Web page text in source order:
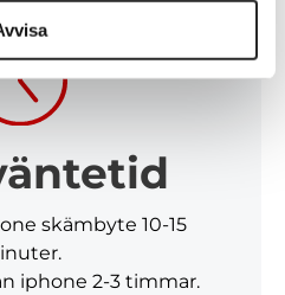
skämbyte 10-15
iphone 2-3 timmar.